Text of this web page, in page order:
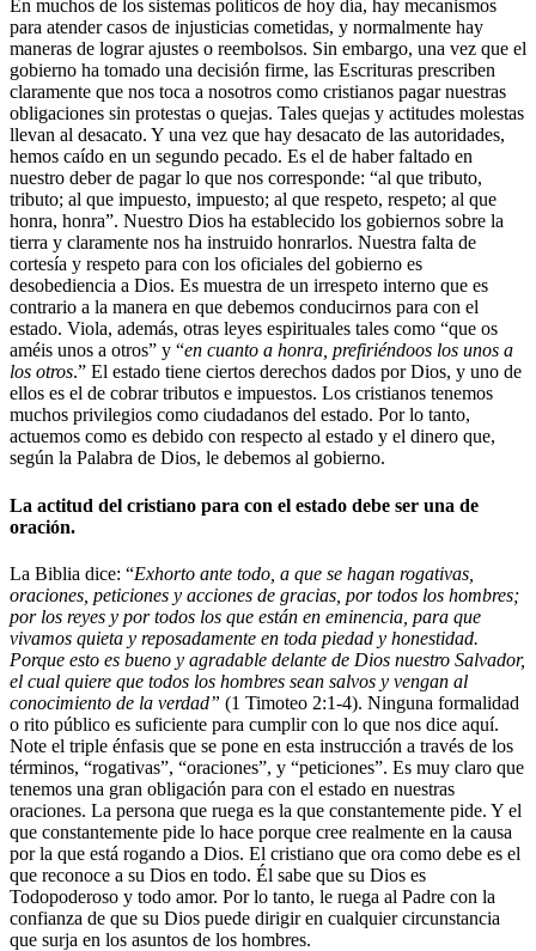
En muchos de los sistemas políticos de hoy día, hay mecanismos
para atender casos de injusticias cometidas, y normalmente hay
maneras de lograr ajustes o reembolsos. Sin embargo, una vez que el
gobierno ha tomado una decisión firme, las Escrituras prescriben
claramente que nos toca a nosotros como cristianos pagar nuestras
obligaciones sin protestas o quejas. Tales quejas y actitudes molestas
llevan al desacato. Y una vez que hay desacato de las autoridades,
hemos caído en un segundo pecado. Es el de haber faltado en
nuestro deber de pagar lo que nos corresponde: “al que tributo,
tributo; al que impuesto, impuesto; al que respeto, respeto; al que
honra, honra”. Nuestro Dios ha establecido los gobiernos sobre la
tierra y claramente nos ha instruido honrarlos. Nuestra falta de
cortesía y respeto para con los oficiales del gobierno es
desobediencia a Dios. Es muestra de un irrespeto interno que es
contrario a la manera en que debemos conducirnos para con el
estado. Viola, además, otras leyes espirituales tales como “que os
améis unos a otros” y “en cuanto a honra, prefiriéndoos los unos a
los otros.” El estado tiene ciertos derechos dados por Dios, y uno de
ellos es el de cobrar tributos e impuestos. Los cristianos tenemos
muchos privilegios como ciudadanos del estado. Por lo tanto,
actuemos como es debido con respecto al estado y el dinero que,
según la Palabra de Dios, le debemos al gobierno.
La actitud del cristiano para con el estado debe ser una de
oración.
La Biblia dice: “Exhorto ante todo, a que se hagan rogativas,
oraciones, peticiones y acciones de gracias, por todos los hombres;
por los reyes y por todos los que están en eminencia, para que
vivamos quieta y reposadamente en toda piedad y honestidad.
Porque esto es bueno y agradable delante de Dios nuestro Salvador,
el cual quiere que todos los hombres sean salvos y vengan al
conocimiento de la verdad” (1 Timoteo 2:1-4). Ninguna formalidad
o rito público es suficiente para cumplir con lo que nos dice aquí.
Note el triple énfasis que se pone en esta instrucción a través de los
términos, “rogativas”, “oraciones”, y “peticiones”. Es muy claro que
tenemos una gran obligación para con el estado en nuestras
oraciones. La persona que ruega es la que constantemente pide. Y el
que constantemente pide lo hace porque cree realmente en la causa
por la que está rogando a Dios. El cristiano que ora como debe es el
que reconoce a su Dios en todo. Él sabe que su Dios es
Todopoderoso y todo amor. Por lo tanto, le ruega al Padre con la
confianza de que su Dios puede dirigir en cualquier circunstancia
que surja en los asuntos de los hombres.